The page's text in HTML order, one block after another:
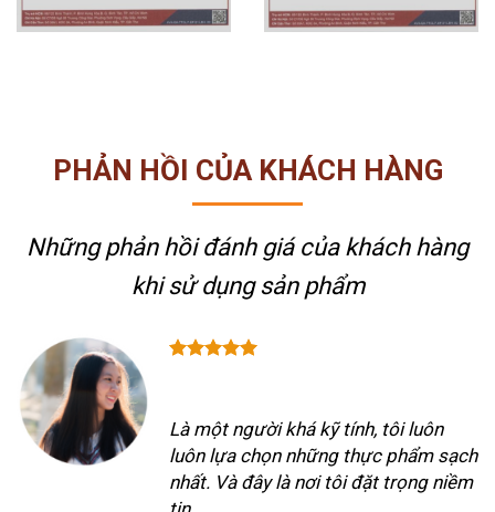
PHẢN HỒI CỦA KHÁCH HÀNG
Những phản hồi đánh giá của khách hàng
khi sử dụng sản phẩm
Là một người khá kỹ tính, tôi luôn
luôn lựa chọn những thực phẩm sạch
nhất. Và đây là nơi tôi đặt trọng niềm